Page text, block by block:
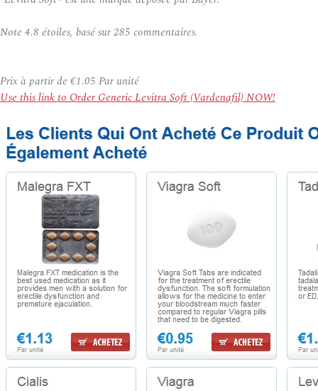
Note 4.8 étoiles, basé sur285 commentaires.
Prix à partir de €1.05 Par unité
Use this link to Order Generic Levitra Soft (Vardenafil) NOW!